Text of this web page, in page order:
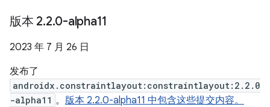
版本 2.2.0-alpha11
2023 年 7 月 26 日
发布了
androidx.constraintlayout:constraintlayout:2.2.0
-alpha11 。 版本 2.2.0-alpha11 中包含这些提交内容。